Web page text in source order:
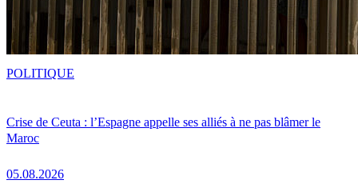
Crise de Ceuta : l’Espagne appelle ses alliés à ne pas blâmer le
Maroc
05.08.2026
POLITIQUE